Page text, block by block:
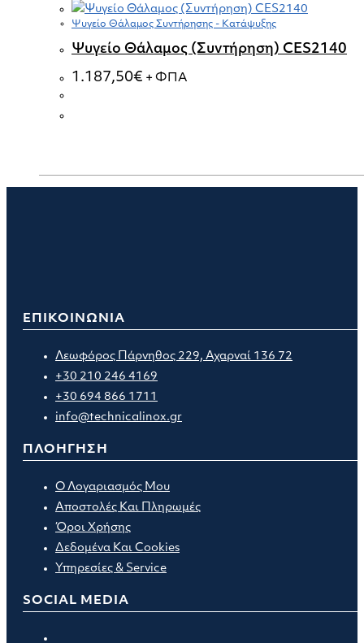
Ψυγείο Θάλαμος Συντήρησης - Κατάψυξης
Ψυγείο Θάλαμος (Συντήρηση) CES2140
1.187,50€ + ΦΠΑ
ΕΠΙΚΟΙΝΩΝΙΑ
Λεωφόρος Πάρνηθος 229, Αχαρναί 136 72
+30 210 246 4169
+30 694 866 1711
info@technicalinox.gr
ΠΛΟΗΓΗΣΗ
Ο Λογαριασμός Μου
Αποστολές Και Πληρωμές
Όροι Χρήσης
Δεδομένα Και Cookies
Υπηρεσίες & Service
SOCIAL MEDIA